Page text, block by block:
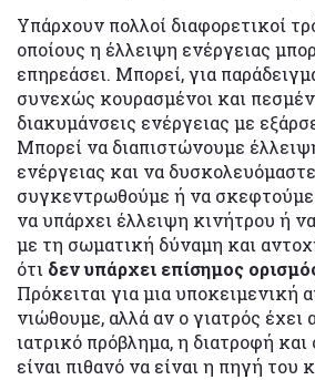
Υπάρχουν πολλοί διαφορετικοί
οποίους η έλλειψη ενέργειας
επηρεάσει. Μπορεί, για
συνεχώς κουρασμένοι και
διακυμάνσεις ενέργειας με
Μπορεί να διαπιστώνουμε
ενέργειας και να
συγκεντρωθούμε ή να σκεφτούμε
να υπάρχει έλλειψη κινήτρου ή
με τη σωματική δύναμη και
ότι δεν υπάρχει επίσημος
Πρόκειται για μια υποκειμενική
νιώθουμε, αλλά αν ο γιατρός έχει
ιατρικό πρόβλημα, η διατροφή
είναι πιθανό να είναι η πηγή του